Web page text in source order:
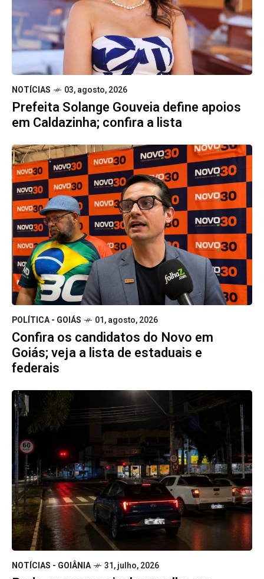
NOTÍCIAS 03, agosto, 2026
Prefeita Solange Gouveia define apoios
em Caldazinha; confira a lista
POLÍTICA - GOIÁS 01, agosto, 2026
Confira os candidatos do Novo em
Goiás; veja a lista de estaduais e
federais
NOTÍCIAS - GOIÂNIA 31, julho, 2026